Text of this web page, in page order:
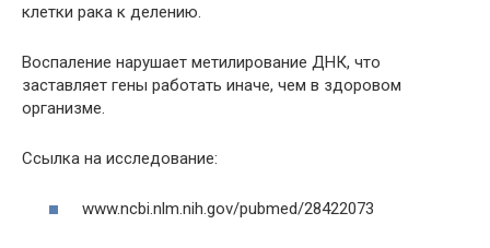
клетки рака к делению.
Воспаление нарушает метилирование ДНК, что
заставляет гены работать иначе, чем в здоровом
организме.
Ссылка на исследование:
www.ncbi.nlm.nih.gov/pubmed/28422073